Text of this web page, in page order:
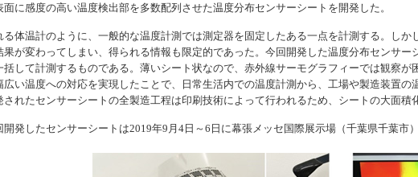
面に感度の高い温度検出部を多数配列させた温度分布センサーシートを開発した。
る体温計のように、一般的な温度計測では測定器を固定したある一点を計測する。し
果が変わってしまい、得られる情報も限定的であった。今回開発した温度分布センサ
括して計測するものである。薄いシート状なので、赤外線サーモグラフィーでは観察
広い温度への対応を実現したことで、日常生活内での温度計測から、工場や製造装置
されたセンサーシートの全製造工程は印刷技術によって行われるため、シートの大面積
開発したセンサーシートは2019年9月4日～6日に幕張メッセ国際展示場（千葉県千葉市